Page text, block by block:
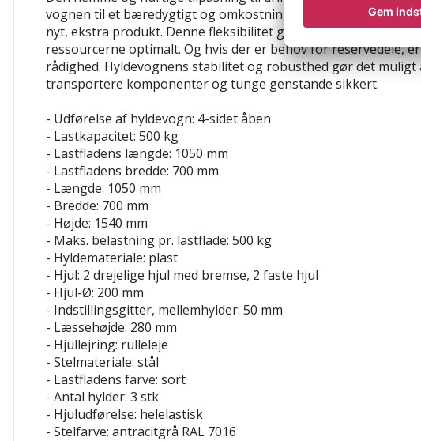
vognen til et bæredygtigt og omkostningseffektivt alternativ til
nyt, ekstra produkt. Denne fleksibilitet gør det muligt at
ressourcerne optimalt. Og hvis der er behov for reservedele,
rådighed. Hyldevognens stabilitet og robusthed gør det muligt
transportere komponenter og tunge genstande sikkert.
- Udførelse af hyldevogn: 4-sidet åben
- Lastkapacitet: 500 kg
- Lastfladens længde: 1050 mm
- Lastfladens bredde: 700 mm
- Længde: 1050 mm
- Bredde: 700 mm
- Højde: 1540 mm
- Maks. belastning pr. lastflade: 500 kg
- Hyldemateriale: plast
- Hjul: 2 drejelige hjul med bremse, 2 faste hjul
- Hjul-Ø: 200 mm
- Indstillingsgitter, mellemhylder: 50 mm
- Læssehøjde: 280 mm
- Hjullejring: rulleleje
- Stelmateriale: stål
- Lastfladens farve: sort
- Antal hylder: 3 stk
- Hjuludførelse: helelastisk
- Stelfarve: antracitgrå RAL 7016